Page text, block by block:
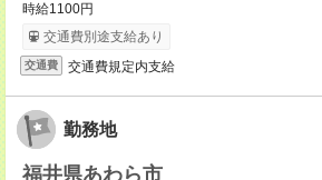
時給1100円
交通費別途支給あり
交通費 交通費規定内支給
勤務地
福井県あわら市